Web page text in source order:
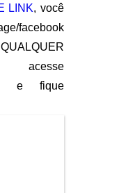
LINK, você
facebook
e fique